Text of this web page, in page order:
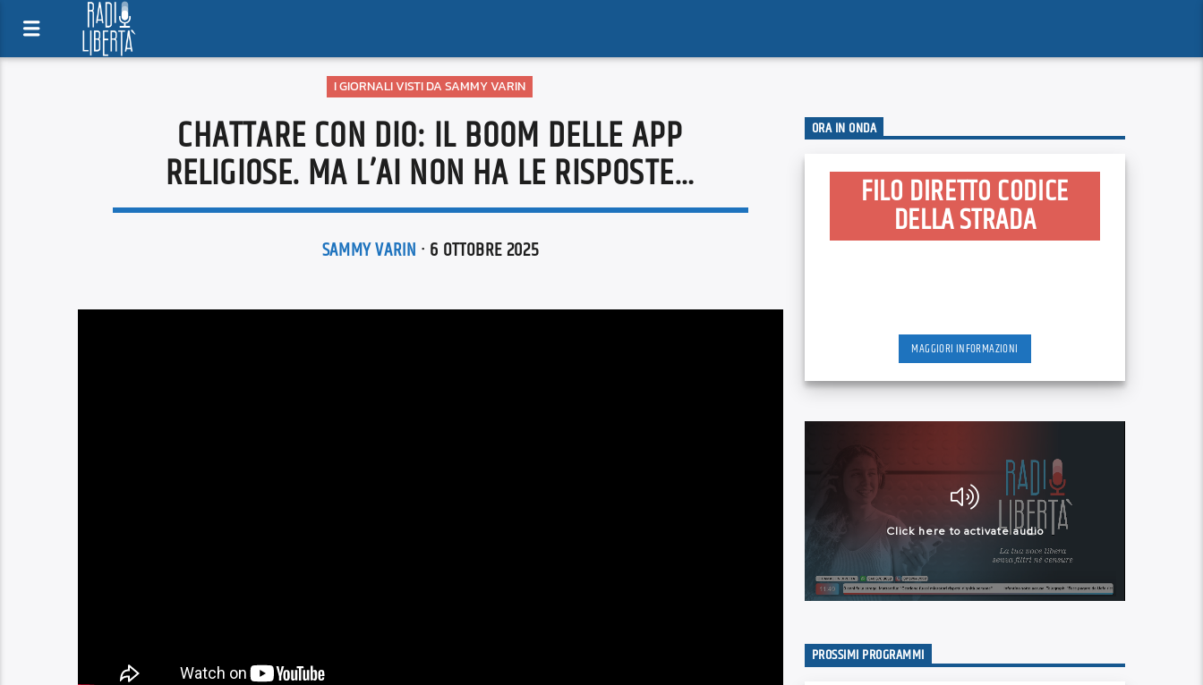
I GIORNALI VISTI DA SAMMY VARIN
CHATTARE CON DIO: IL BOOM DELLE APP
RELIGIOSE. MA L’AI NON HA LE RISPOSTE…
SAMMY VARIN · 6 OTTOBRE 2025
ORA IN ONDA
FILO DIRETTO CODICE
DELLA STRADA
MAGGIORI INFORMAZIONI
PROSSIMI PROGRAMMI